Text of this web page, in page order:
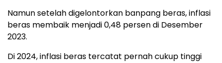
Namun setelah digelontorkan banpang beras, inflasi
beras membaik menjadi 0,48 persen di Desember
2023.
Di 2024, inflasi beras tercatat pernah cukup tinggi